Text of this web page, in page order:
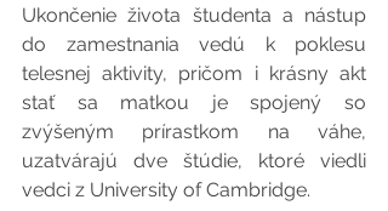
Ukončenie života študenta a nástup
do zamestnania vedú k poklesu
telesnej aktivity, pričom i krásny akt
stať sa matkou je spojený so
zvýšeným prírastkom na váhe,
uzatvárajú dve štúdie, ktoré viedli
vedci z University of Cambridge.